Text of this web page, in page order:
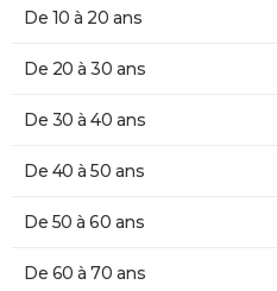
De 10 à 20 ans
De 20 à 30 ans
De 30 à 40 ans
De 40 à 50 ans
De 50 à 60 ans
De 60 à 70 ans